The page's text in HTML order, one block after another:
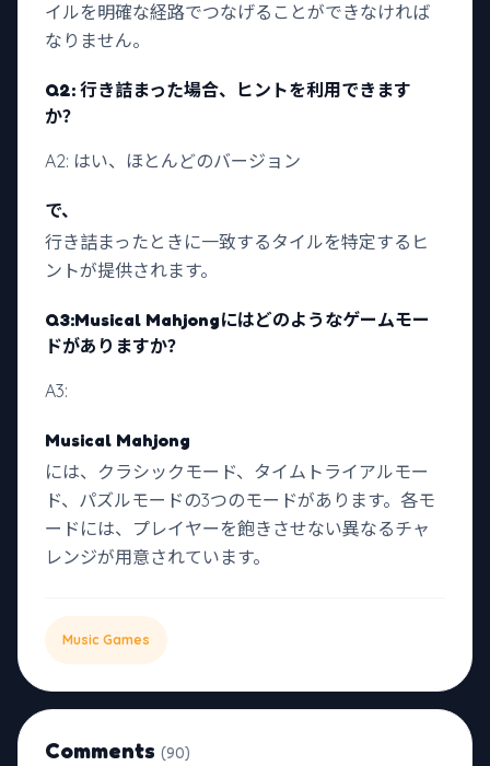
イルを明確な経路でつなげることができなければ
なりません。
Q2: 行き詰まった場合、ヒントを利用できます
か？
A2: はい、ほとんどのバージョン
で、
行き詰まったときに一致するタイルを特定するヒ
ントが提供されます。
Q3:Musical Mahjongにはどのようなゲームモー
ドがありますか？
A3:
Musical Mahjong
には、クラシックモード、タイムトライアルモー
ド、パズルモードの3つのモードがあります。各モ
ードには、プレイヤーを飽きさせない異なるチャ
レンジが用意されています。
Music Games
Comments (90)